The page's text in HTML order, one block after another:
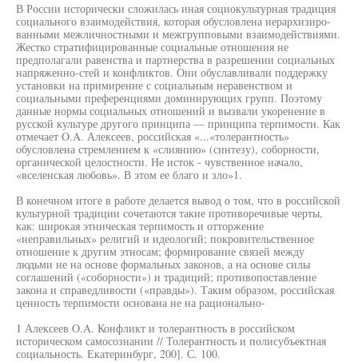
В России исторически сложилась иная социокультурная традиция
социального взаимодействия, которая обусловлена иерархизиро-
ванными межличностными и межгрупповыми взаимодействиями.
Жестко стратифицированные социальные отношения не
предполагали равенства и партнерства в разрешении социальных
напряженно-стей и конфликтов. Они обуславливали поддержку
установки на примирение с социальным неравенством и
социальными преференциями доминирующих групп. Поэтому
данные нормы социальных отношений и вызвали укоренение в
русской культуре другого принципа — принципа терпимости. Как
отмечает O.A. Алексеев, российская «...«толерантность»
обусловлена стремлением к «слиянию» (синтезу), соборности,
органической целостности. Не исток - чувственное начало,
«вселенская любовь». В этом ее благо и зло»1.
В конечном итоге в работе делается вывод о том, что в российской
культурной традиции сочетаются такие противоречивые черты,
как: широкая этническая терпимость и отторжение
«неправильных» религий и идеологий; покровительственное
отношение к другим этносам; формирование связей между
людьми не на основе формальных законов, а на основе силы
соглашений («соборности») и традиций; противопоставление
закона и справедливости («правды»). Таким образом, российская
ценность терпимости основана не на рационально-
1 Алексеев O.A. Конфликт и толерантность в российском
историческом самосознании // Толерантность и полисубъектная
социальность. Екатеринбург, 200]. С. 100.